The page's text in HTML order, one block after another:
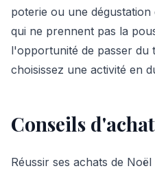
poterie ou une
qui ne prennent pas la
l'opportunité de passer du
choisissez une activité en
Conseils
Réussir ses achats de